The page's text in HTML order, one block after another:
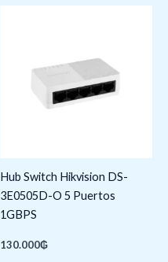
Hub Switch Hikvision DS-
3E0505D-O 5 Puertos
1GBPS
130.000₲